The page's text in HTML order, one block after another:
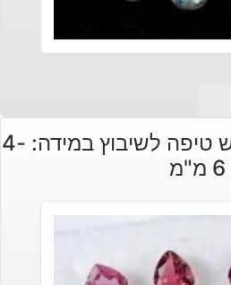
טורמלין ירוק מלוטש טיפה לשיבוץ במידה: 4-
6 מ"מ